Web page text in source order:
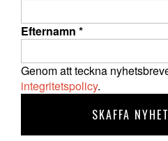
Efternamn *
Genom att teckna
integritetspolicy.